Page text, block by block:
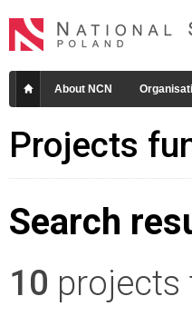
About NCN
Projects
Search
10 projects